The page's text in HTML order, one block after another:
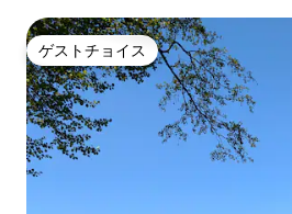
ゲストチョイス
ゲストチョイス